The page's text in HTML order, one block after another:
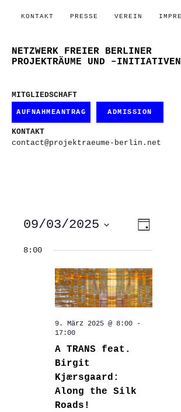
KONTAKT PRESSE VEREIN
NETZWERK FREIER BERLINER
PROJEKTRÄUME UND –INITIATIVEN
MITGLIEDSCHAFT
AUFNAHMEANTRAG ADMISSION
KONTAKT
contact@projektraeume-berlin.net
Tag
09/03/2025
wählen.
8:00
9. März 2025 @ 8:00-
17:00
A TRANS feat.
Birgit
Kjærsgaard:
Along the Silk
Roads!